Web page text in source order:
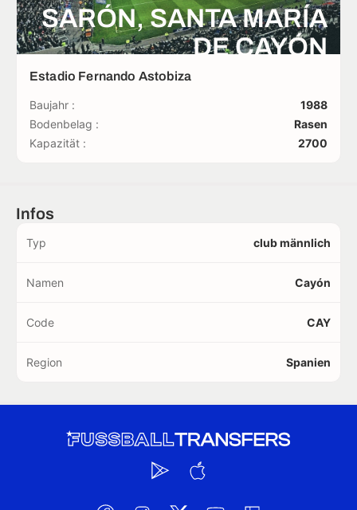
SARÓN, SANTA MARÍA
DE CAYÓN
Estadio Fernando Astobiza
Baujahr :
1988
Bodenbelag :
Rasen
Kapazität :
2700
Infos
Typ club männlich
Namen Cayón
Code CAY
Region Spanien